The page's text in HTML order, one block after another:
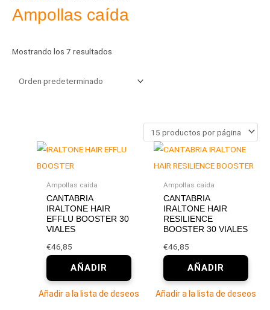
Ampollas caída
Mostrando los 7 resultados
Ampollas caída
CANTABRIA
IRALTONE HAIR
EFFLU BOOSTER 30
VIALES
€46,85
Añadir a la lista de deseos
Ampollas caída
CANTABRIA
IRALTONE HAIR
RESILIENCE
BOOSTER 30 VIALES
€46,85
Añadir a la lista de deseos